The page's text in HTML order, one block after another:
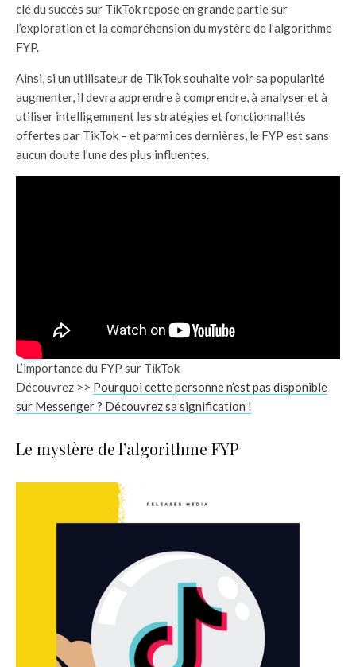
clé du succès sur TikTok repose en grande partie sur
l’exploration et la compréhension du mystère de l’algorithme
FYP.
Ainsi, si un utilisateur de TikTok souhaite voir sa popularité
augmenter, il devra apprendre à comprendre, à analyser et à
utiliser intelligemment les stratégies et fonctionnalités
offertes par TikTok – et parmi ces dernières, le FYP est sans
aucun doute l’une des plus influentes.
L’importance du FYP sur TikTok
Découvrez >> Pourquoi cette personne n’est pas disponible
sur Messenger ? Découvrez sa signification !
Le mystère de l’algorithme FYP